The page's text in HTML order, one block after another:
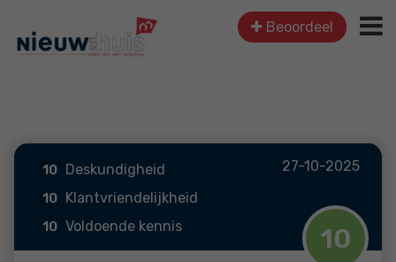
Beoordeel
27-10-2025
10
10 Deskundigheid
10 Klantvriendelijkheid
10 Voldoende kennis
vergeven